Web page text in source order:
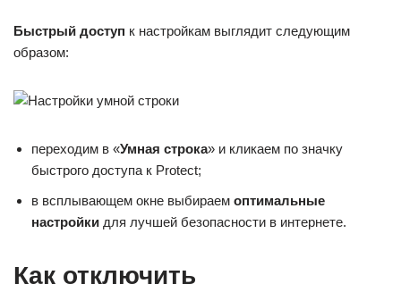
Быстрый доступ к настройкам выглядит следующим
образом:
переходим в «Умная строка» и кликаем по значку
быстрого доступа к Protect;
в всплывающем окне выбираем оптимальные
настройки для лучшей безопасности в интернете.
Как отключить